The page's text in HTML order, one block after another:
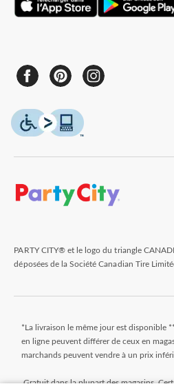
PARTY CITY® et le logo du triangle
déposées de la Société Canadian Tire
*La livraison le même jour est disponible
en ligne peuvent différer de ceux en
marchands peuvent vendre à un prix